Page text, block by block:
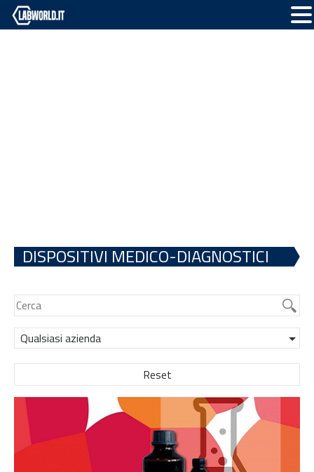
DISPOSITIVI MEDICO-DIAGNOSTICI
Qualsiasi azienda
Reset